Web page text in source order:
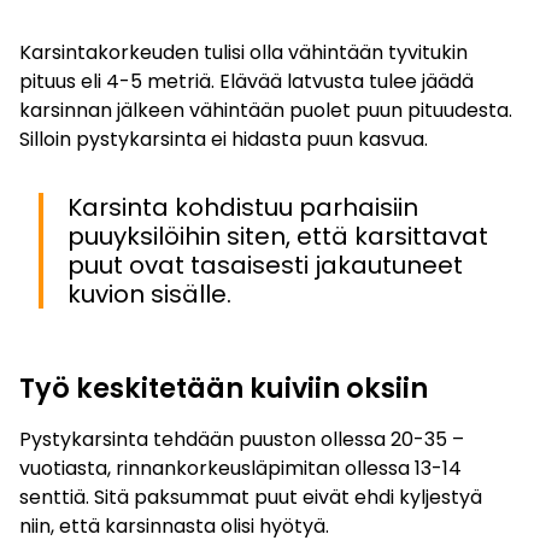
Karsintakorkeuden tulisi olla vähintään tyvitukin
pituus eli 4-5 metriä. Elävää latvusta tulee jäädä
karsinnan jälkeen vähintään puolet puun pituudesta.
Silloin pystykarsinta ei hidasta puun kasvua.
Karsinta kohdistuu parhaisiin
puuyksilöihin siten, että karsittavat
puut ovat tasaisesti jakautuneet
kuvion sisälle.
Työ keskitetään kuiviin oksiin
Pystykarsinta tehdään puuston ollessa 20-35 –
vuotiasta, rinnankorkeusläpimitan ollessa 13-14
senttiä. Sitä paksummat puut eivät ehdi kyljestyä
niin, että karsinnasta olisi hyötyä.